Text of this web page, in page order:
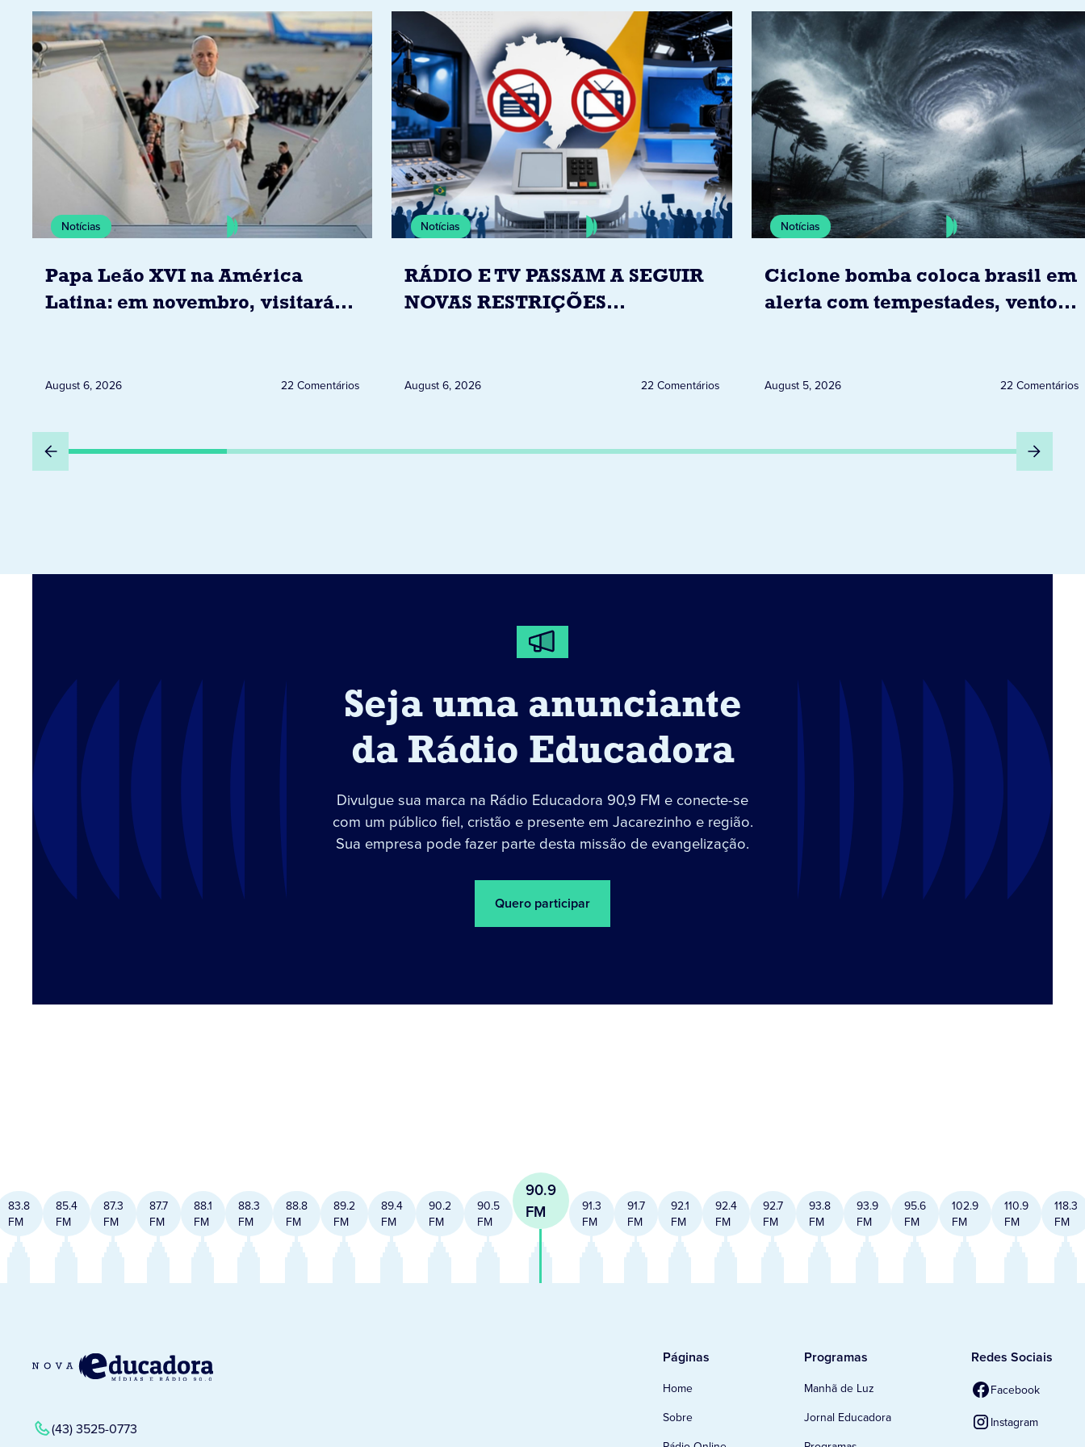
Notícias
Papa Leão XVI na América
Latina: em novembro, visitará
August 6, 2026 22 Comentários
Notícias
RÁDIO E TV PASSAM A SEGUIR
NOVAS RESTRIÇÕES
August 6, 2026 22 Comentários
Notícias
Ciclone bomba coloca brasil em
alerta com tempestades, ventos
August 5, 2026 22 Comentários
Seja uma anunciante
da Rádio Educadora
Divulgue sua marca na Rádio Educadora 90,9 FM e conecte-se
com um público fiel, cristão e presente em Jacarezinho e região.
Sua empresa pode fazer parte desta missão de evangelização.
Quero participar
83.8
FM
85.4
FM
87.3
FM
87.7
FM
88.1
FM
88.3
FM
88.8
FM
89.2
FM
89.4
FM
90.2
FM
90.5
FM
90.9
FM
91.3
FM
91.7
FM
92.1
FM
92.4
FM
92.7
FM
93.8
FM
93.9
FM
95.6
FM
102.9
FM
110.9
FM
118.3
FM
(43) 3525-0773
Páginas
Home
Sobre
Programas
Manhã de Luz
Jornal Educadora
Redes Sociais
Facebook
Instagram